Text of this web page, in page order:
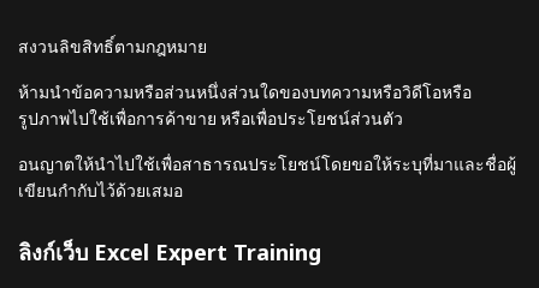
สงวนลิขสิทธิ์ตามกฎหมาย
ห้ามนำข้อความหรือส่วนหนึ่งส่วนใดของบทความหรือวิดีโอหรือ
รูปภาพไปใช้เพื่อการค้าขาย หรือเพื่อประโยชน์ส่วนตัว
อนญาตให้นำไปใช้เพื่อสาธารณประโยชน์โดยขอให้ระบุที่มาและชื่อผู้
เขียนกำกับไว้ด้วยเสมอ
ลิงก์เว็บ Excel Expert Training